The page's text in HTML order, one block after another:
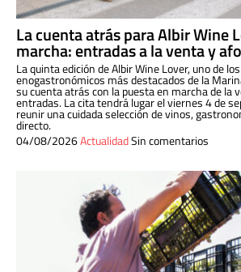
La cuenta atrás para Albir Wine
marcha: entradas a la venta y
La quinta edición de Albir Wine Lover, uno de
enogastronómicos más destacados de la
su cuenta atrás con la puesta en marcha de la
entradas. La cita tendrá lugar el viernes 4 de
reunir una cuidada selección de vinos,
directo.
04/08/2026ActualidadSin comentarios